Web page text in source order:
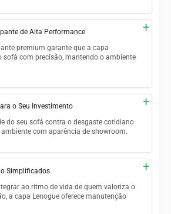
e linho com textura refinada e toque
bem-acabada que eleva o visual da sala
de Alta Performance +
premium garante que a capa
sofá com precisão, mantendo o ambiente
correto mesmo em sofás de
organizado, sem ajustes frequentes
o Seu Investimento +
do seu sofá contra o desgaste cotidiano
com aparência de showroom.
contra pelos de animais domésticos
contra a ação dos raios UV
a vida útil da estofação original
Simplificados +
ao ritmo de vida de quem valoriza o
a capa Lenogue oferece manutenção